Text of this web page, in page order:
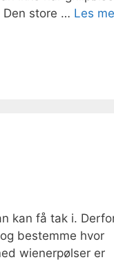
Den store … Les
kan få tak i.
bestemme hvor
wienerpølser er